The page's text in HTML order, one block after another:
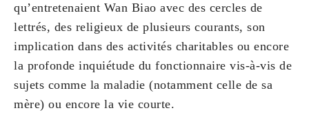
qu’entretenaient Wan Biao avec des cercles de
lettrés, des religieux de plusieurs courants, son
implication dans des activités charitables ou encore
la profonde inquiétude du fonctionnaire vis-à-vis de
sujets comme la maladie (notamment celle de sa
mère) ou encore la vie courte.